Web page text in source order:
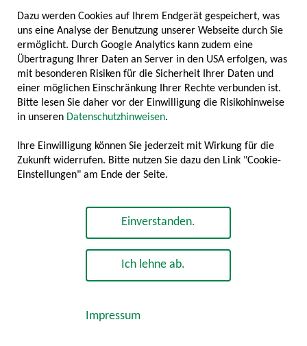
Dazu werden Cookies auf Ihrem Endgerät gespeichert, was
uns eine Analyse der Benutzung unserer Webseite durch Sie
ermöglicht. Durch Google Analytics kann zudem eine
Übertragung Ihrer Daten an Server in den USA erfolgen, was
mit besonderen Risiken für die Sicherheit Ihrer Daten und
einer möglichen Einschränkung Ihrer Rechte verbunden ist.
Bitte lesen Sie daher vor der Einwilligung die Risikohinweise
in unseren Datenschutzhinweisen.
Ihre Einwilligung können Sie jederzeit mit Wirkung für die
Zukunft widerrufen. Bitte nutzen Sie dazu den Link "Cookie-
Einstellungen" am Ende der Seite.
Einverstanden.
Ich lehne ab.
Impressum
2
8539
Datenschutz